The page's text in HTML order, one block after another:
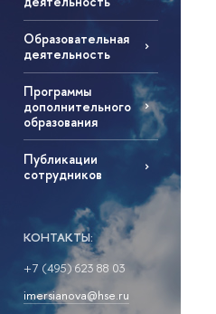
Образовательная
деятельность
Программы
дополнительного
образования
Публикации
сотрудников
КОНТАКТЫ:
+7 (495) 623 88 03
imersianova@hse.ru